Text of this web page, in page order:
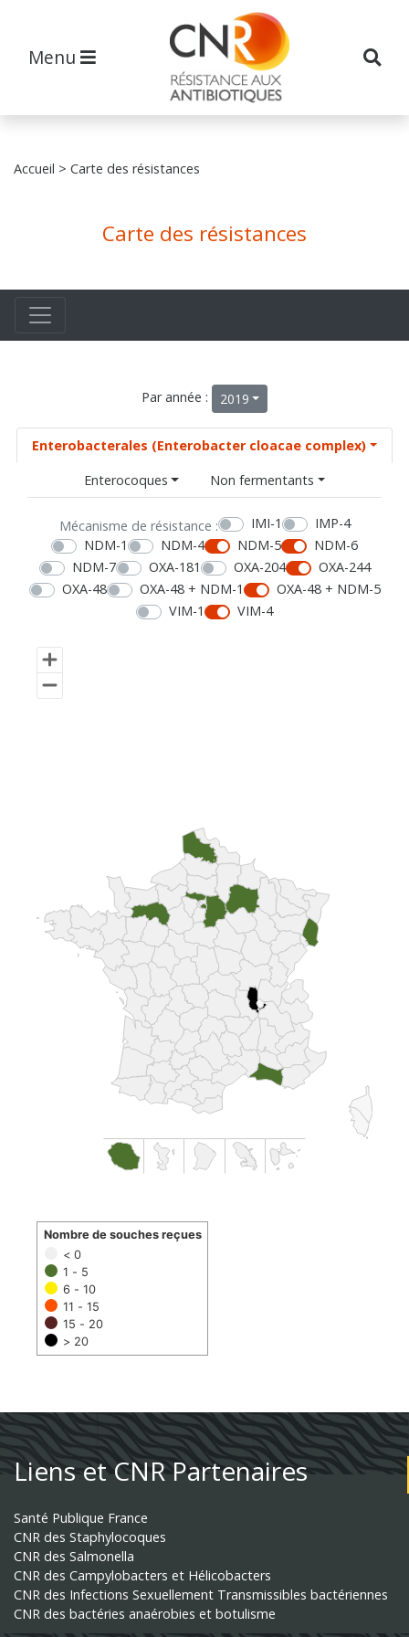
Menu
Accueil > Carte des résistances
Carte des résistances
Par année : 2019
Enterobacterales (Enterobacter cloacae complex)
Enterocoques
Non fermentants
Mécanisme de résistance : IMI-1
IMP-4
NDM-1
NDM-4 NDM-5
NDM-6
NDM-7
OXA-181 OXA-204
OXA-244
OXA-48
OXA-48 + NDM-1
OXA-48 + NDM-5
VIM-1
VIM-4
< 0
1 - 5
6 - 10
11 - 15
15 - 20
> 20
Nombre de souches reçues
Liens et CNR Partenaires
Santé Publique France
CNR des Staphylocoques
CNR des Salmonella
CNR des Campylobacters et Hélicobacters
CNR des Infections Sexuellement Transmissibles bactériennes
CNR des bactéries anaérobies et botulisme